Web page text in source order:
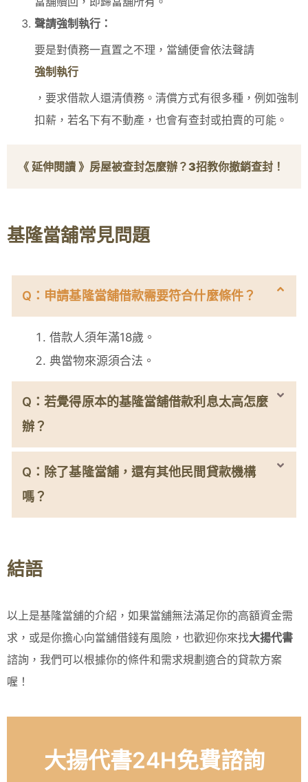
聲請強制執行：
要是對債務一直置之不理，當舖便會依法聲請
強制執行
，要求借款人還清債務。清償方式有很多種，例如強制
扣薪，若名下有不動產，也會有查封或拍賣的可能。
《 延伸閱讀 》 房屋被查封怎麼辦？3招教你撤銷查封！
基隆當舖常見問題
Q：申請基隆當舖借款需要符合什麼條件？
借款人須年滿18歲。
典當物來源須合法。
Q：若覺得原本的基隆當舖借款利息太高怎麼
辦？
Q：除了基隆當舖，還有其他民間貸款機構
嗎？
結語
以上是基隆當舖的介紹，如果當舖無法滿足你的高額資金需
求，或是你擔心向當舖借錢有風險，也歡迎你來找大揚代書
諮詢，我們可以根據你的條件和需求規劃適合的貸款方案
喔！
大揚代書24H免費諮詢